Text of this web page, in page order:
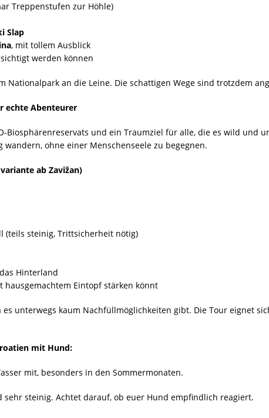
Treppenstufen zur Höhle)
Slap
, mit tollem Ausblick
werden können
Nationalpark an die Leine. Die schattigen Wege sind trotzdem
echte Abenteurer
Biosphärenreservats und ein Traumziel für alle, die es wild und
ohne einer Menschenseele zu begegnen.
ab Zavižan)
(teils steinig, Trittsicherheit nötig)
Hinterland
hausgemachtem Eintopf stärken könnt
es unterwegs kaum Nachfüllmöglichkeiten gibt. Die Tour eignet
mit Hund:
mit, besonders in den Sommermonaten.
sehr steinig. Achtet darauf, ob euer Hund empfindlich reagiert.